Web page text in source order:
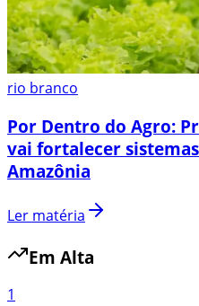
rio branco
Por Dentro do Agro:
vai fortalecer
Amazônia
Ler matéria
Em Alta
1